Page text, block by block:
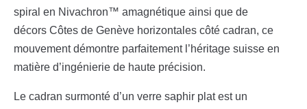
spiral en Nivachron™ amagnétique ainsi que de
décors Côtes de Genève horizontales côté cadran, ce
mouvement démontre parfaitement l’héritage suisse en
matière d’ingénierie de haute précision.
Le cadran surmonté d’un verre saphir plat est un